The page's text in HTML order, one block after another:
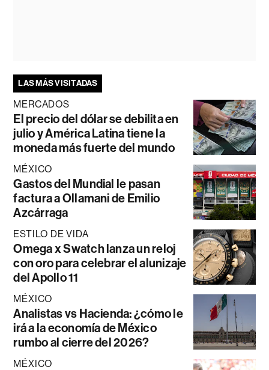
LAS MÁS VISITADAS
MERCADOS
El precio del dólar se debilita en
julio y América Latina tiene la
moneda más fuerte del mundo
MÉXICO
Gastos del Mundial le pasan
factura a Ollamani de Emilio
Azcárraga
ESTILO DE VIDA
Omega x Swatch lanza un reloj
con oro para celebrar el alunizaje
del Apollo 11
MÉXICO
Analistas vs Hacienda: ¿cómo le
irá a la economía de México
rumbo al cierre del 2026?
MÉXICO